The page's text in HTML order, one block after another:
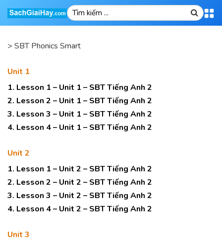
> SBT Phonics Smart
Unit 1
1. Lesson 1 – Unit 1 – SBT Tiếng Anh 2
2. Lesson 2 – Unit 1 – SBT Tiếng Anh 2
3. Lesson 3 – Unit 1 – SBT Tiếng Anh 2
4. Lesson 4 – Unit 1 – SBT Tiếng Anh 2
Unit 2
1. Lesson 1 – Unit 2 – SBT Tiếng Anh 2
2. Lesson 2 – Unit 2 – SBT Tiếng Anh 2
3. Lesson 3 – Unit 2 – SBT Tiếng Anh 2
4. Lesson 4 – Unit 2 – SBT Tiếng Anh 2
Unit 3